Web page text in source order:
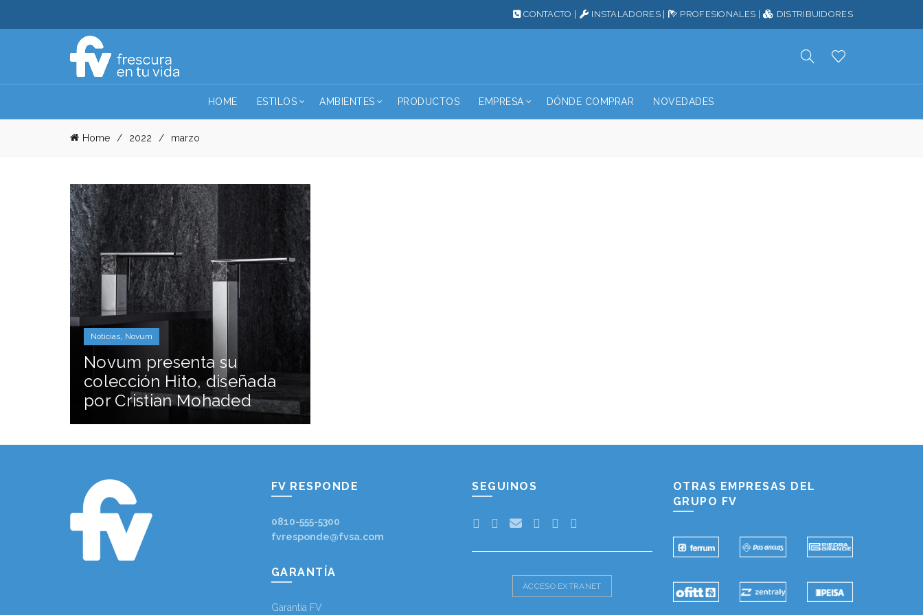
CONTACTO INSTALADORES| PROFESIONALES DISTRIBUIDORES
HOME ESTILOS AMBIENTES PRODUCTOS EMPRESA DÓNDE COMPRAR NOVEDADES
Home 2022 marzo
Noticias Novum
Novum presenta su
colección Hito, diseñada
por Cristian Mohaded
FV RESPONDE
0810-555-5300
fvresponde@fvsa.com
GARANTÍA
Garantía FV
SEGUINOS
ACCESO EXTRANET
OTRAS EMPRESAS DEL
GRUPO FV